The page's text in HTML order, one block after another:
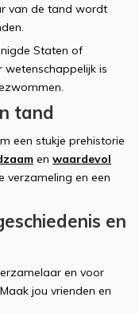
van de tand wordt
Staten of
is
tand
een stukje prehistorie
en waardevol
verzameling en een
en
en voor
jou vrienden en